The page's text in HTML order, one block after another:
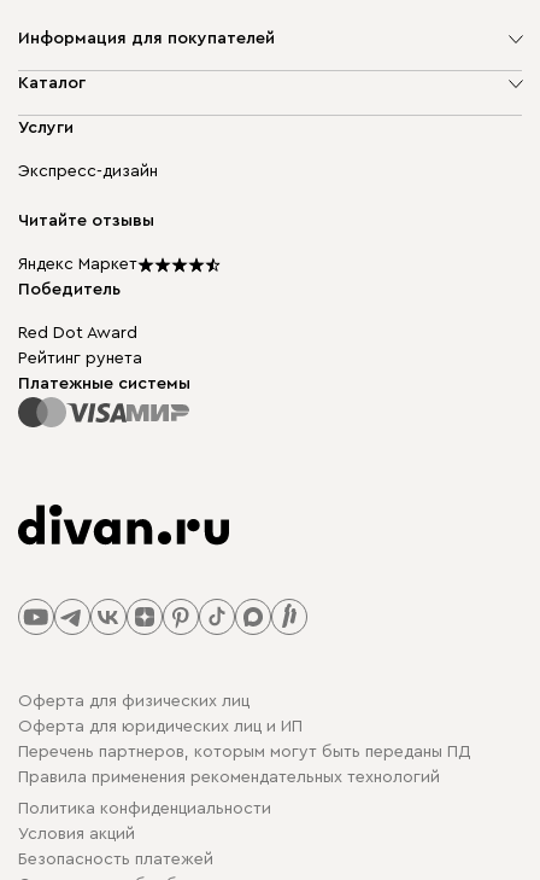
Информация для покупателей
О компании
Доставка и оплата
диван.клуб
Карьера
Подарочные сертификаты
Мы в прессе
Каталог
Мягкая мебель
Бескаркасная мебель
Столы и стулья
Услуги
Экспресс-дизайн
Читайте отзывы
Яндекс Маркет
Победитель
Red Dot Award
Рейтинг рунета
Платежные системы
Оферта для физических лиц
Оферта для юридических лиц и ИП
Перечень партнеров, которым могут быть переданы ПД
Правила применения рекомендательных технологий
Политика конфиденциальности
Условия акций
Безопасность платежей